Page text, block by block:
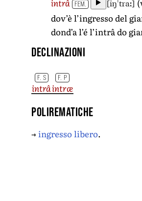
intrâ
FEM. [iŋˈtraː]
dov’è l’ingresso del
dond’a l’é l’intrâ do
Declinazioni
F. S F. P
intrâintræ
Polirematiche
→ ingresso libero.